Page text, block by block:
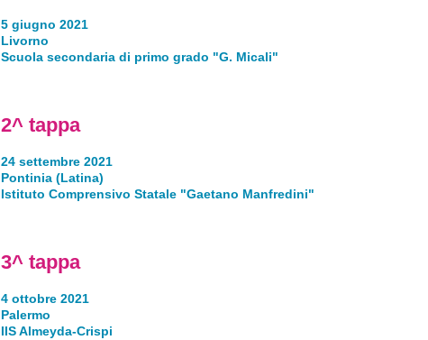
5 giugno 2021
Livorno
Scuola secondaria di primo grado "G. Micali"
2^ tappa
24 settembre 2021
Pontinia (Latina)
Istituto Comprensivo Statale "Gaetano Manfredini"
3^ tappa
4 ottobre 2021
Palermo
IIS Almeyda-Crispi